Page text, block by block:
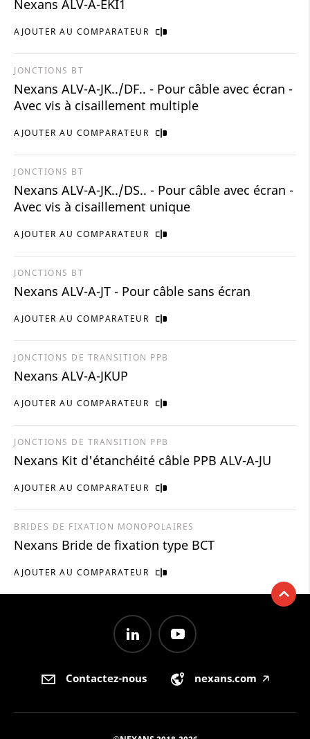
AJOUTER AU COMPARATEUR
Nexans ALV-A-EKI1
AJOUTER AU COMPARATEUR
JONCTIONS BT
Nexans ALV-A-JK../DF.. - Pour câble avec écran -
Avec vis à cisaillement multiple
AJOUTER AU COMPARATEUR
JONCTIONS BT
Nexans ALV-A-JK../DS.. - Pour câble avec écran -
Avec vis à cisaillement unique
AJOUTER AU COMPARATEUR
JONCTIONS BT
Nexans ALV-A-JT - Pour câble sans écran
AJOUTER AU COMPARATEUR
JONCTIONS DE TRANSITION PPB
Nexans ALV-A-JKUP
AJOUTER AU COMPARATEUR
JONCTIONS DE TRANSITION PPB
Nexans Kit d'étanchéité câble PPB ALV-A-JU
AJOUTER AU COMPARATEUR
BRIDES DE FIXATION MONOPOLAIRES
Nexans Bride de fixation type BCT
Contactez-nous nexans.com 🡥